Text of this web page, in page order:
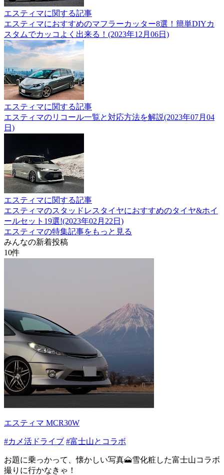
エスティマに関する記事
エスティマにおすすめのマフラーカッター8選！簡単DIYカ
スタムでカッコよく出来る！(2023年12月06日)
エスティマに関する記事
エスティマのリコール一覧と対応方法を解説(2023年07月04
日)
エスティマに関する記事
エスティマのスタッドレスタイヤにおすすめのタイヤ&ホイ
ールセット19選!(2023年02月22日)
エスティマの特集記事をもっと見る
みんなの新着投稿
10件
エスティマ MCR30W
#カメ活ドライブ #富士山とコラボ
お題に乗っかって、懐かしい写真🗻雪化粧した富士山コラボ
撮りに行かなきゃ！